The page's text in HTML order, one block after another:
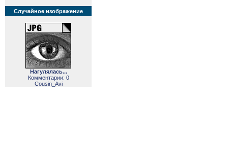
Случайное изображение
Нагулялась...
Комментарии: 0
Cousin_Avi